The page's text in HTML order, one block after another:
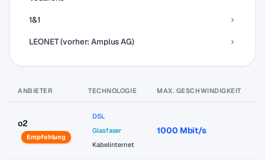
1&1
LEONET (vorher: Amplus AG)
ANBIETER TECHNOLOGIE MAX. GESCHWINDIGKEIT
o2
Empfehlung
DSL
Glasfaser
Kabelinternet
1000 Mbit/s